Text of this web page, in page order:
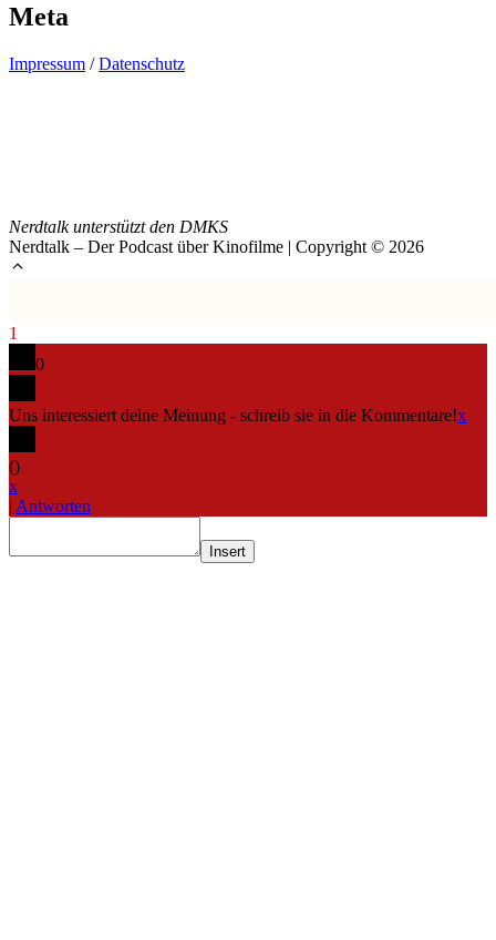
Meta
Impressum /Datenschutz
Nerdtalk unterstützt den DMKS
Nerdtalk – Der Podcast über Kinofilme | Copyright © 2026
1
0
Uns interessiert deine Meinung - schreib sie in die Kommentare!x
()
x
| Antworten
Insert